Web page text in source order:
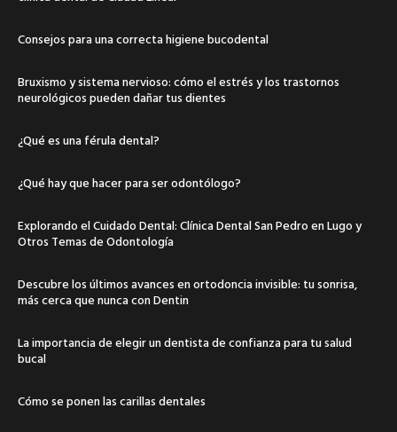
Consejos para una correcta higiene bucodental
Bruxismo y sistema nervioso: cómo el estrés y los trastornos
neurológicos pueden dañar tus dientes
¿Qué es una férula dental?
¿Qué hay que hacer para ser odontólogo?
Explorando el Cuidado Dental: Clínica Dental San Pedro en Lugo y
Otros Temas de Odontología
Descubre los últimos avances en ortodoncia invisible: tu sonrisa,
más cerca que nunca con Dentin
La importancia de elegir un dentista de confianza para tu salud
bucal
Cómo se ponen las carillas dentales